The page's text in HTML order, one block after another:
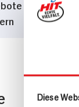
Diese
der Woche